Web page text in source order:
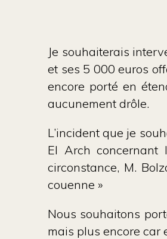
Je souhaiterais
et ses 5 000 euros
encore porté en
aucunement drôle.
L’incident que je
El Arch concernant
circonstance, M.
couenne »
Nous souhaitons
mais plus encore car